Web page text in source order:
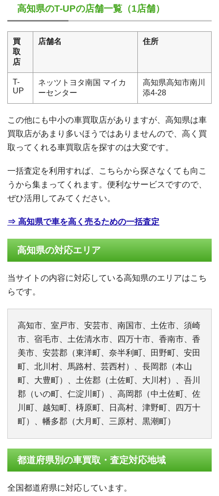
高知県のT-UPの店舗一覧（1店舗）
買
取
店
店舗名 住所
T-
UP
ネッツトヨタ南国 マイカ
ーセンター
高知県高知市南川
添4-28
この他にも中小の車買取店がありますが、高知県は車
買取店があまり多いほうではありませんので、高く買
取ってくれる車買取店を探すのは大変です。
一括査定を利用すれば、こちらから探さなくても向こ
うから集まってくれます。便利なサービスですので、
ぜひ活用してみてください。
⇒ 高知県で車を高く売るための一括査定
高知県の対応エリア
当サイトの内容に対応している高知県のエリアはこち
らです。
高知市、室戸市、安芸市、南国市、土佐市、須崎
市、宿毛市、土佐清水市、四万十市、香南市、香
美市、安芸郡（東洋町、奈半利町、田野町、安田
町、北川村、馬路村、芸西村）、長岡郡（本山
町、大豊町）、土佐郡（土佐町、大川村）、吾川
郡（いの町、仁淀川町）、高岡郡（中土佐町、佐
川町、越知町、梼原町、日高村、津野町、四万十
町）、幡多郡（大月町、三原村、黒潮町）
都道府県別の車買取・査定対応地域
全国都道府県に対応しています。